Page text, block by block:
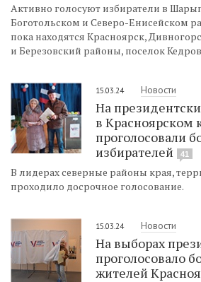
Активно голосуют избиратели в
Боготольском и Северо-Енисейском
пока находятся Красноярск,
и Березовский районы, поселок
15.03.24 Новости
На
в Красноярском
проголосовали
избирателей
41
В лидерах северные районы края,
проходило досрочное голосование.
15.03.24 Новости
На выборах
проголосовало
жителей